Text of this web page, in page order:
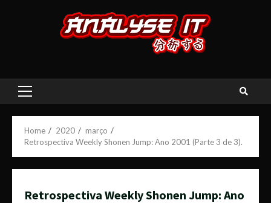
Primary
Home 2020
março
Retrospectiva Weekly Shonen Jump: Ano 2001 (Parte 3 de 3).
Retrospectiva Weekly Shonen Jump: Ano